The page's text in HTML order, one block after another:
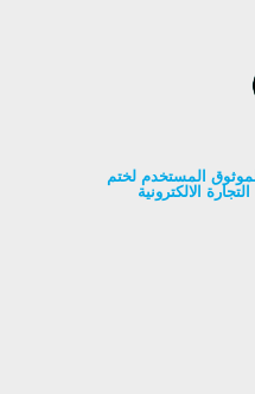
المستخدم لختم
الالكترونية